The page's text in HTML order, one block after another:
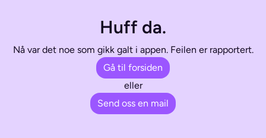
Huff da.
Nå var det noe som gikk galt i appen. Feilen er rapportert.
Gå til forsiden
eller
Send oss en mail